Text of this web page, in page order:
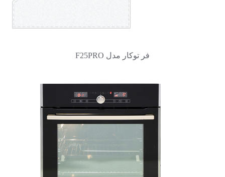
فر توکار مدل F25PRO